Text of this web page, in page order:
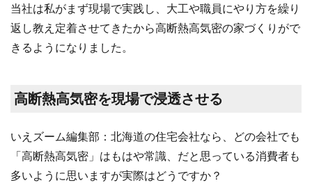
当社は私がまず現場で実践し、大工や職員にやり方を繰り
返し教え定着させてきたから高断熱高気密の家づくりがで
きるようになりました。
高断熱高気密を現場で浸透させる
いえズーム編集部：北海道の住宅会社なら、どの会社でも
「高断熱高気密」はもはや常識、だと思っている消費者も
多いように思いますが実際はどうですか？